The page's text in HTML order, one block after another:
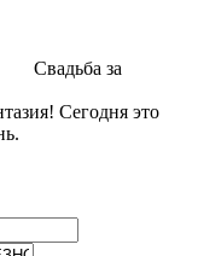
Свадьба за
Сегодня это